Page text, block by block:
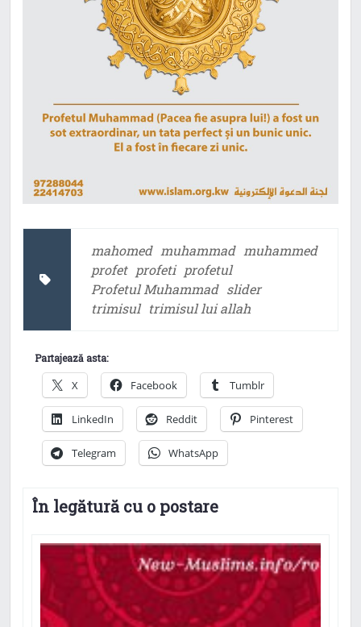
mahomed muhammad muhammed
profet profeti profetul
Profetul Muhammad slider
trimisul trimisul lui allah
Partajează asta:
X Facebook Tumblr
LinkedIn Reddit Pinterest
Telegram WhatsApp
În legătură cu o postare